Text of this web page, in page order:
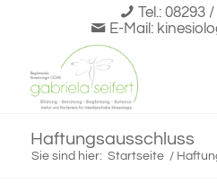
Tel.:08293
E-Mail:
Haftungsausschluss
Sie sind hier: Startseite /